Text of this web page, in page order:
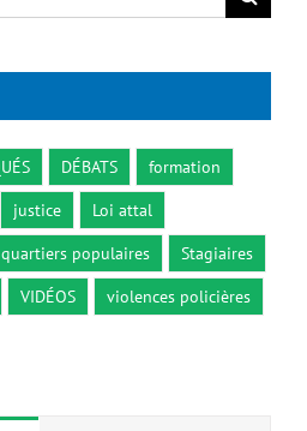
DÉBATS
formation
justice
Loi attal
quartiers populaires
Stagiaires
VIDÉOS
violences policières